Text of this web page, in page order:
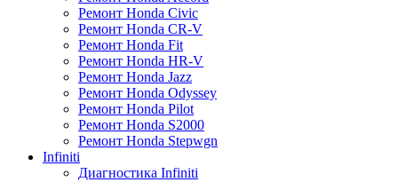
Ремонт Honda Civic
Ремонт Honda CR-V
Ремонт Honda Fit
Ремонт Honda HR-V
Ремонт Honda Jazz
Ремонт Honda Odyssey
Ремонт Honda Pilot
Ремонт Honda S2000
Ремонт Honda Stepwgn
Infiniti
Диагностика Infiniti